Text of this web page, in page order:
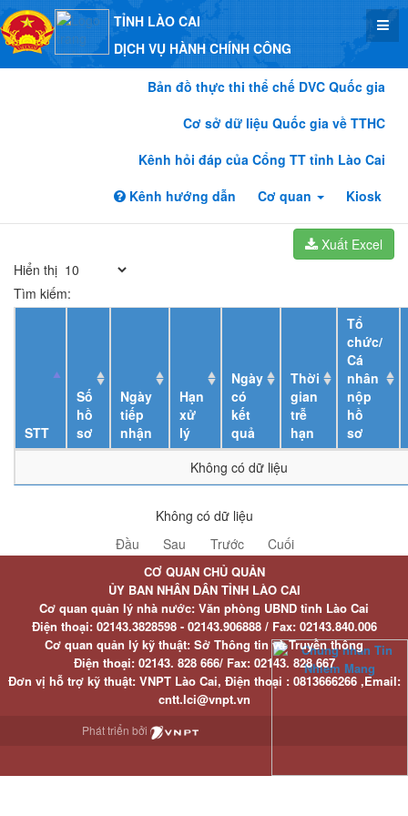
TỈNH LÀO CAI
DỊCH VỤ HÀNH CHÍNH CÔNG
Bản đồ thực thi thể chế DVC Quốc gia
Cơ sở dữ liệu Quốc gia về TTHC
Kênh hỏi đáp của Cổng TT tỉnh Lào Cai
Kênh hướng dẫn
Cơ quan Kiosk
Xuất Excel
Hiển thị
Tìm kiếm:
STT
Số
hồ
sơ
Ngày
tiếp
nhận
Hạn
xử
lý
Ngày
có
kết
quả
Thời
gian
trễ
hạn
Tổ
chức/
Cá
nhân
nộp
hồ
sơ
Không có dữ liệu
Không có dữ liệu
Đầu
Sau Trước Cuối
CƠ QUAN CHỦ QUẢN
ỦY BAN NHÂN DÂN TỈNH LÀO CAI
Cơ quan quản lý nhà nước: Văn phòng UBND tỉnh Lào Cai
Điện thoại:02143.3828598 - 02143.906888 / Fax:02143.840.006
Cơ quan quản lý kỹ thuật: Sở Thông tin và Truyền thông
Điện thoại:02143. 828 666/ Fax:02143. 828 667
Đơn vị hỗ trợ kỹ thuật: VNPT Lào Cai, Điện thoại : 0813666266 ,Email:
cntt.lci@vnpt.vn
Phát triển bởi